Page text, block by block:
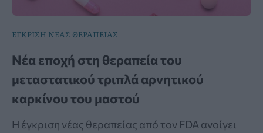
ΕΓΚΡΙΣΗ ΝΕΑΣ ΘΕΡΑΠΕΙΑΣ
Νέα εποχή στη θεραπεία του
μεταστατικού τριπλά αρνητικού
καρκίνου του μαστού
Η έγκριση νέας θεραπείας από τον FDA ανοίγει